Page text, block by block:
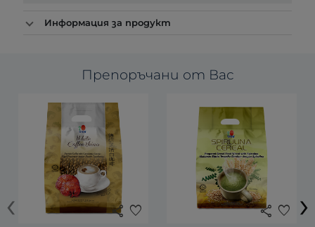
Информация за продукт
Препоръчани от Вас
share favorite share favorite
‹ ›